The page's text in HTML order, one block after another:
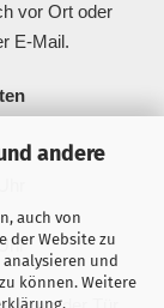
andere
auch von
der Website zu
und
können. Weitere
.
vor Ort oder
E-Mail.